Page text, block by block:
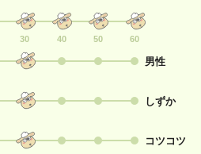
30 40 50 60
男性
しずか
コツコツ